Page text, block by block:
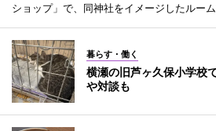
ショップ」で、同神社をイメージしたルー
暮らす・働く
横瀬の旧芦ヶ久保小学校
や対談も